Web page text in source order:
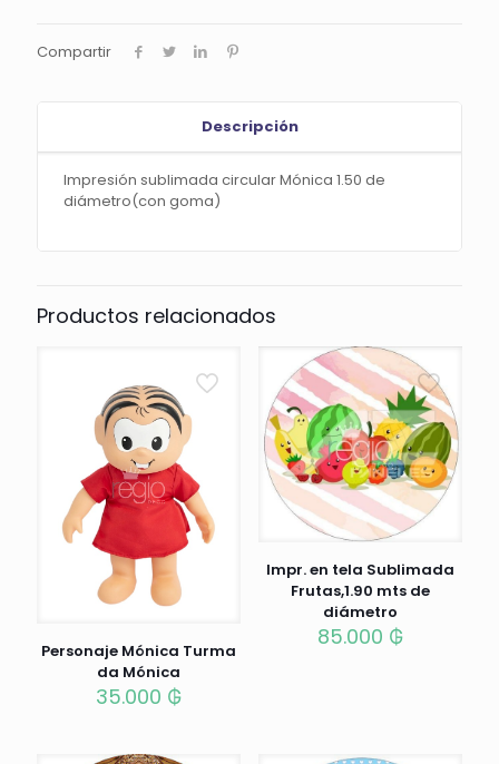
Compartir
Descripción
Impresión sublimada circular Mónica 1.50 de
diámetro(con goma)
Productos relacionados
Personaje Mónica Turma
da Mónica
35.000 ₲
Impr. en tela Sublimada
Frutas,1.90 mts de
diámetro
85.000 ₲